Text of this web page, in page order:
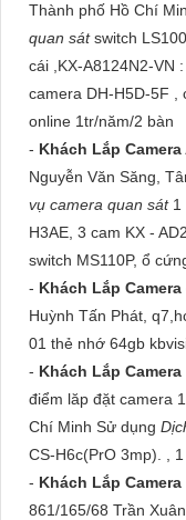
Thành phố Hồ Chí
quan sátswitch
cái ,KX-A8124N2-VN
camera DH-H5D-5F ,
online 1tr/năm/2 bàn
- Khách Lắp Camera
Nguyễn Văn Săng,
vụ camera quan sát 1
H3AE, 3 cam KX -
switch MS110P, ổ
- Khách Lắp Camera
Huỳnh Tấn Phát,
01 thẻ nhớ 64gb
- Khách Lắp
điểm lăp đặt camera
Chí Minh Sử dụng
CS-H6c(PrO 3mp). ,
- Khách Lắp
861/165/68 Trần